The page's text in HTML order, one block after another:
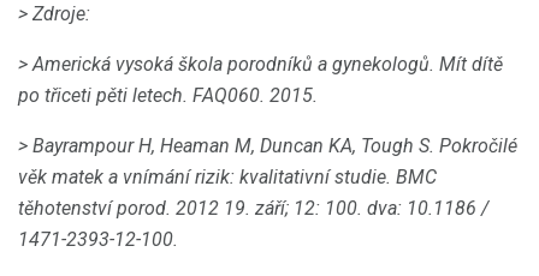
> Zdroje:
> Americká vysoká škola porodníků a gynekologů. Mít dítě
po třiceti pěti letech. FAQ060. 2015.
> Bayrampour H, Heaman M, Duncan KA, Tough S. Pokročilé
věk matek a vnímání rizik: kvalitativní studie. BMC
těhotenství porod. 2012 19. září; 12: 100. dva: 10.1186 /
1471-2393-12-100.